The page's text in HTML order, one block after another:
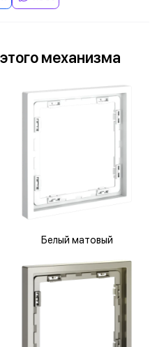
этого механизма
Белый матовый